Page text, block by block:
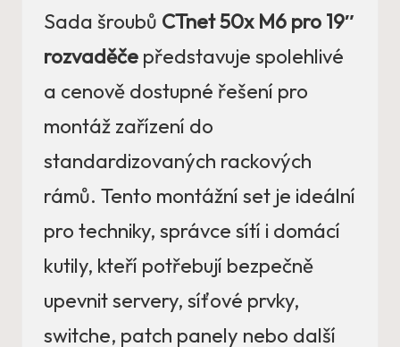
Sada šroubů CTnet 50x M6 pro 19″
rozvaděče představuje spolehlivé
a cenově dostupné řešení pro
montáž zařízení do
standardizovaných rackových
rámů. Tento montážní set je ideální
pro techniky, správce sítí i domácí
kutily, kteří potřebují bezpečně
upevnit servery, síťové prvky,
switche, patch panely nebo další